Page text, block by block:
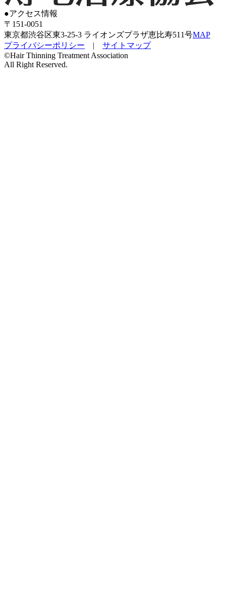
●アクセス情報
〒151-0051
東京都渋谷区東3-25-3 ライオンズプラザ恵比寿511号MAP
プライバシーポリシー | サイトマップ
©Hair Thinning Treatment Association
All Right Reserved.